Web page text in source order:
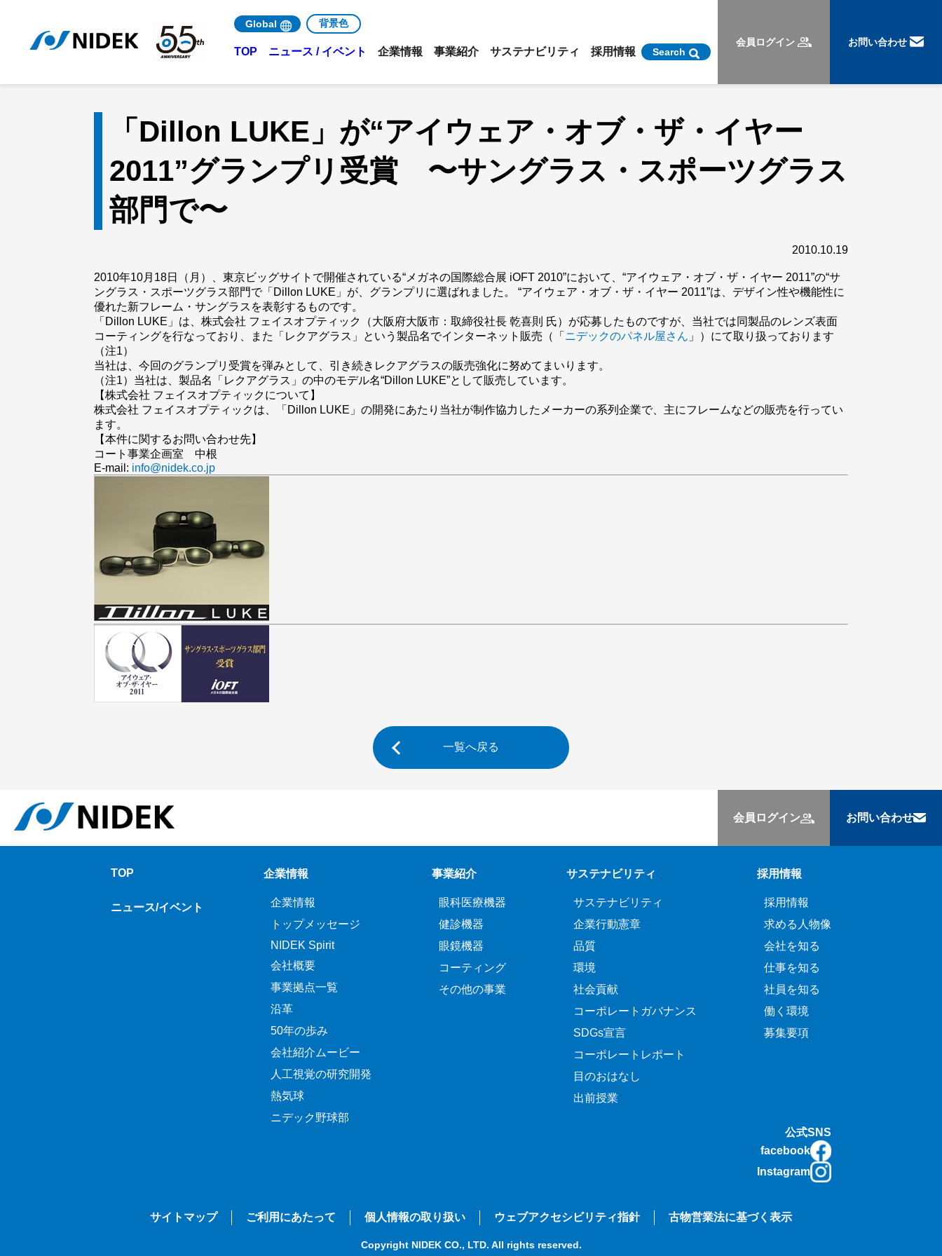
Global 背景色
TOP ニュース / イベント 企業情報 事業紹介 サステナビリティ 採用情報 Search
会員ログイン お問い合わせ
「Dillon LUKE」が“アイウェア・オブ・ザ・イヤー
2011”グランプリ受賞 〜サングラス・スポーツグラス
部門で〜
2010.10.19
2010年10月18日（月）、東京ビッグサイトで開催されている“メガネの国際総合展 iOFT 2010”において、“アイウェア・オブ・ザ・イヤー 2011”の“サ
ングラス・スポーツグラス部門で「Dillon LUKE」が、グランプリに選ばれました。 “アイウェア・オブ・ザ・イヤー 2011”は、デザイン性や機能性に
優れた新フレーム・サングラスを表彰するものです。
「Dillon LUKE」は、株式会社 フェイスオプティック（大阪府大阪市：取締役社長 乾喜則 氏）が応募したものですが、当社では同製品のレンズ表面
コーティングを行なっており、また「レクアグラス」という製品名でインターネット販売（「 ニデックのパネル屋さん 」）にて取り扱っております
（注1）
当社は、今回のグランプリ受賞を弾みとして、引き続きレクアグラスの販売強化に努めてまいります。
（注1）当社は、製品名「レクアグラス」の中のモデル名“Dillon LUKE”として販売しています。
【株式会社 フェイスオプティックについて】
株式会社 フェイスオプティックは、「Dillon LUKE」の開発にあたり当社が制作協力したメーカーの系列企業で、主にフレームなどの販売を行ってい
ます。
【本件に関するお問い合わせ先】
コート事業企画室 中根
E-mail: info@nidek.co.jp
一覧へ戻る
会員ログイン お問い合わせ
TOP
ニュース/イベント
企業情報
企業情報
トップメッセージ
NIDEK Spirit
会社概要
事業拠点一覧
沿革
50年の歩み
会社紹介ムービー
人工視覚の研究開発
熱気球
ニデック野球部
事業紹介
眼科医療機器
健診機器
眼鏡機器
コーティング
その他の事業
サステナビリティ
サステナビリティ
企業行動憲章
品質
環境
社会貢献
コーポレートガバナンス
SDGs宣言
コーポレートレポート
目のおはなし
出前授業
採用情報
採用情報
求める人物像
会社を知る
仕事を知る
社員を知る
働く環境
募集要項
公式SNS
facebook
Instagram
サイトマップ ご利用にあたって 個人情報の取り扱い ウェブアクセシビリティ指針 古物営業法に基づく表示
Copyright NIDEK CO., LTD. All rights reserved.